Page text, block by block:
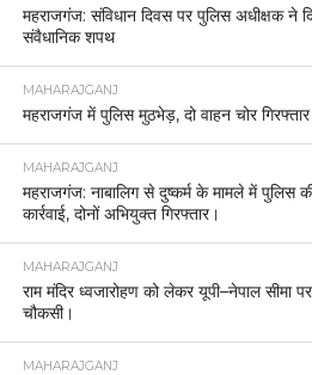
महराजगंज: संविधान दिवस पर पुलिस अधीक्षक ने
संवैधानिक शपथ
MAHARAJGANJ
महराजगंज में पुलिस मुठभेड़, दो वाहन चोर
MAHARAJGANJ
महराजगंज: नाबालिग से दुष्कर्म के मामले में पुलिस
कार्रवाई, दोनों अभियुक्त गिरफ्तार।
MAHARAJGANJ
राम मंदिर ध्वजारोहण को लेकर यूपी–नेपाल सीमा
चौकसी।
MAHARAJGANJ